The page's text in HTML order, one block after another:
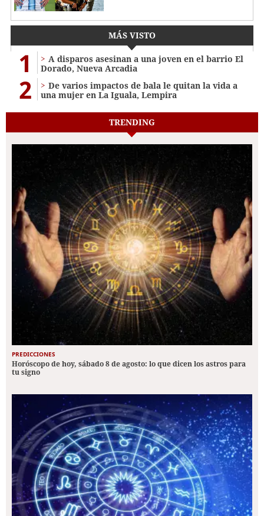
MÁS VISTO
1
A disparos asesinan a una joven en el barrio El
Dorado, Nueva Arcadia
2
De varios impactos de bala le quitan la vida a
una mujer en La Iguala, Lempira
TRENDING
PREDICCIONES
Horóscopo de hoy, sábado 8 de agosto: lo que dicen los astros para
tu signo